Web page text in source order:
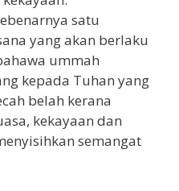
satu
yang akan berlaku
ummah
kepada Tuhan yang
belah kerana
kekayaan dan
semangat